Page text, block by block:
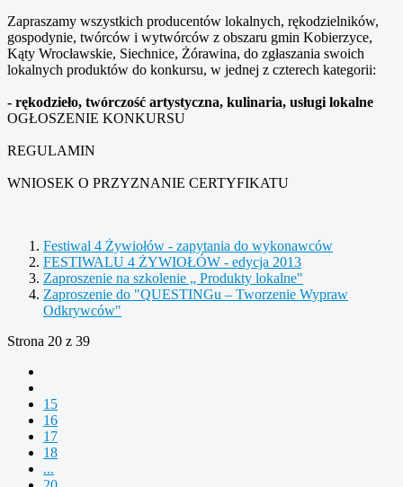
Zapraszamy wszystkich producentów lokalnych, rękodzielników,
gospodynie, twórców i wytwórców z obszaru gmin Kobierzyce,
Kąty Wrocławskie, Siechnice, Żórawina, do zgłaszania swoich
lokalnych produktów do konkursu, w jednej z czterech kategorii:
- rękodzieło, twórczość artystyczna, kulinaria, usługi lokalne
OGŁOSZENIE KONKURSU
REGULAMIN
WNIOSEK O PRZYZNANIE CERTYFIKATU
Festiwal 4 Żywiołów - zapytania do wykonawców
FESTIWALU 4 ŻYWIOŁÓW - edycja 2013
Zaproszenie na szkolenie „ Produkty lokalne"
Zaproszenie do "QUESTINGu – Tworzenie Wypraw
Odkrywców"
Strona 20 z 39
15
16
17
18
...